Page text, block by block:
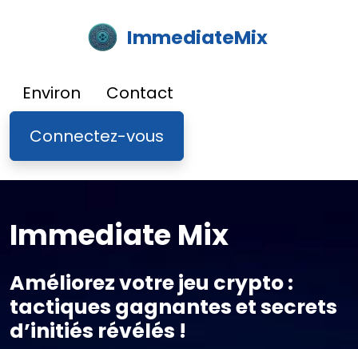
ImmediateMix
Environ
Contact
Connectez-vous
Immediate Mix
Améliorez votre jeu crypto :
tactiques gagnantes et secrets
d’initiés révélés !